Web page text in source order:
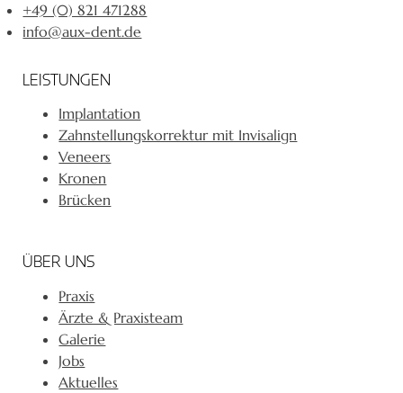
+49 (0) 821 471288
info@aux-dent.de
LEISTUNGEN
Implantation
Zahnstellungskorrektur mit Invisalign
Veneers
Kronen
Brücken
ÜBER UNS
Praxis
Ärzte & Praxisteam
Galerie
Jobs
Aktuelles